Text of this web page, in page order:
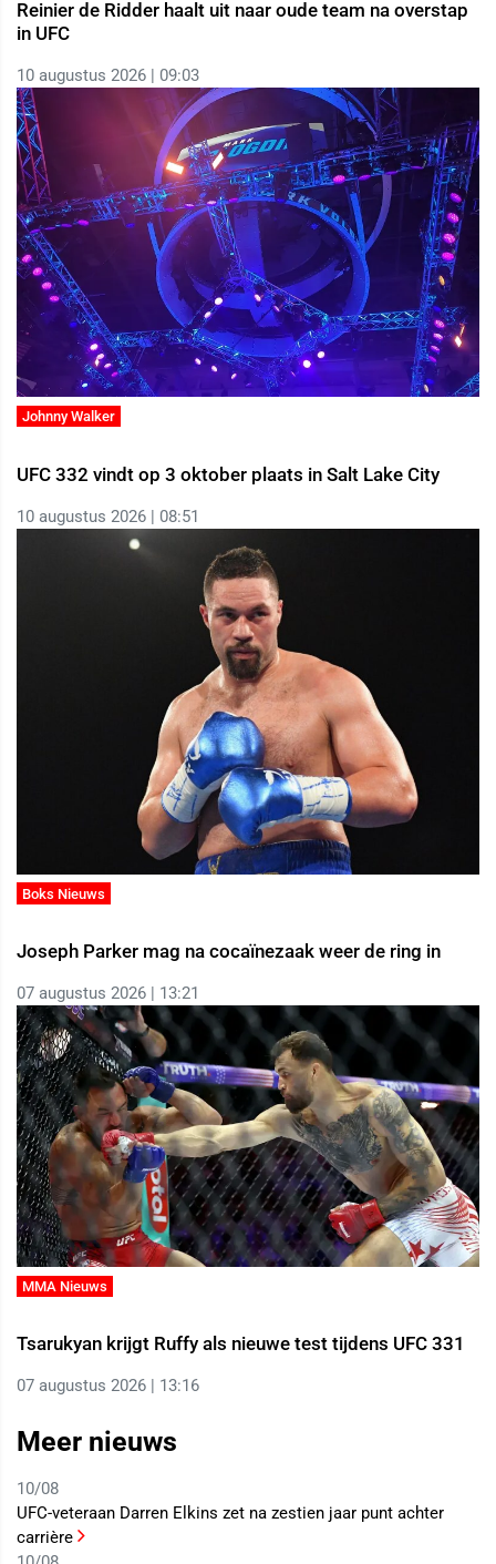
Reinier de Ridder haalt uit naar oude team na overstap
in UFC
10 augustus 2026 | 09:03
Johnny Walker
UFC 332 vindt op 3 oktober plaats in Salt Lake City
10 augustus 2026 | 08:51
Boks Nieuws
Joseph Parker mag na cocaïnezaak weer de ring in
07 augustus 2026 | 13:21
MMA Nieuws
Tsarukyan krijgt Ruffy als nieuwe test tijdens UFC 331
07 augustus 2026 | 13:16
Meer nieuws
10/08
UFC-veteraan Darren Elkins zet na zestien jaar punt achter
carrière